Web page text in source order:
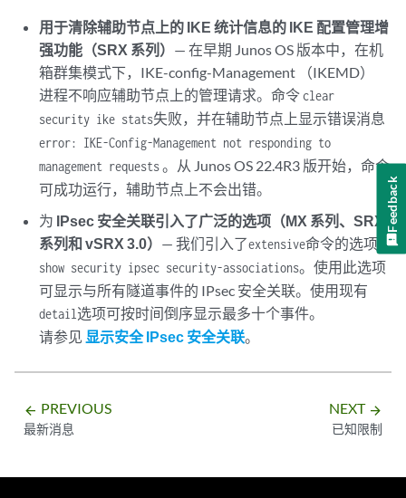
用于清除辅助节点上的 IKE 统计信息的 IKE 配置管理增
强功能（SRX 系列） — 在早期 Junos OS 版本中，在机
箱群集模式下，IKE-config-Management （IKEMD）
进程不响应辅助节点上的管理请求。命令 clear
security ike stats失败，并在辅助节点上显示错误消息
error: IKE-Config-Management not responding to
management requests。从 Junos OS 22.4R3 版开始，命令
可成功运行，辅助节点上不会出错。
为 IPsec 安全关联引入了广泛的选项（MX 系列、SRX
系列和 vSRX 3.0） — 我们引入了extensive命令的选项
show security ipsec security-associations。使用此选项
可显示与所有隧道事件的 IPsec 安全关联。使用现有
detail选项可按时间倒序显示最多十个事件。
请参见 显示安全 IPsec 安全关联。
arrow_backward PREVIOUS
最新消息
NEXT arrow_forward
已知限制
Feedback